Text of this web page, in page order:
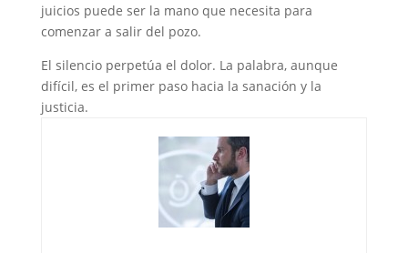
juicios puede ser la mano que necesita para
comenzar a salir del pozo.
El silencio perpetúa el dolor. La palabra, aunque
difícil, es el primer paso hacia la sanación y la
justicia.